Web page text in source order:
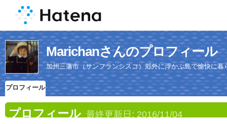
Marichanさんのプロフィール
加州三藩市（サンフランシスコ）郊外に浮かぶ島で愉快に暮
プロフィール
プロフィール 最終更新日: 2016/11/04